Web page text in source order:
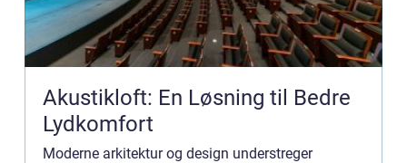
Akustikloft: En Løsning til Bedre
Lydkomfort
Moderne arkitektur og design understreger